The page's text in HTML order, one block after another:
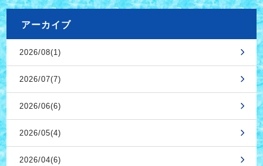
アーカイブ
2026/08(1)
2026/07(7)
2026/06(6)
2026/05(4)
2026/04(6)